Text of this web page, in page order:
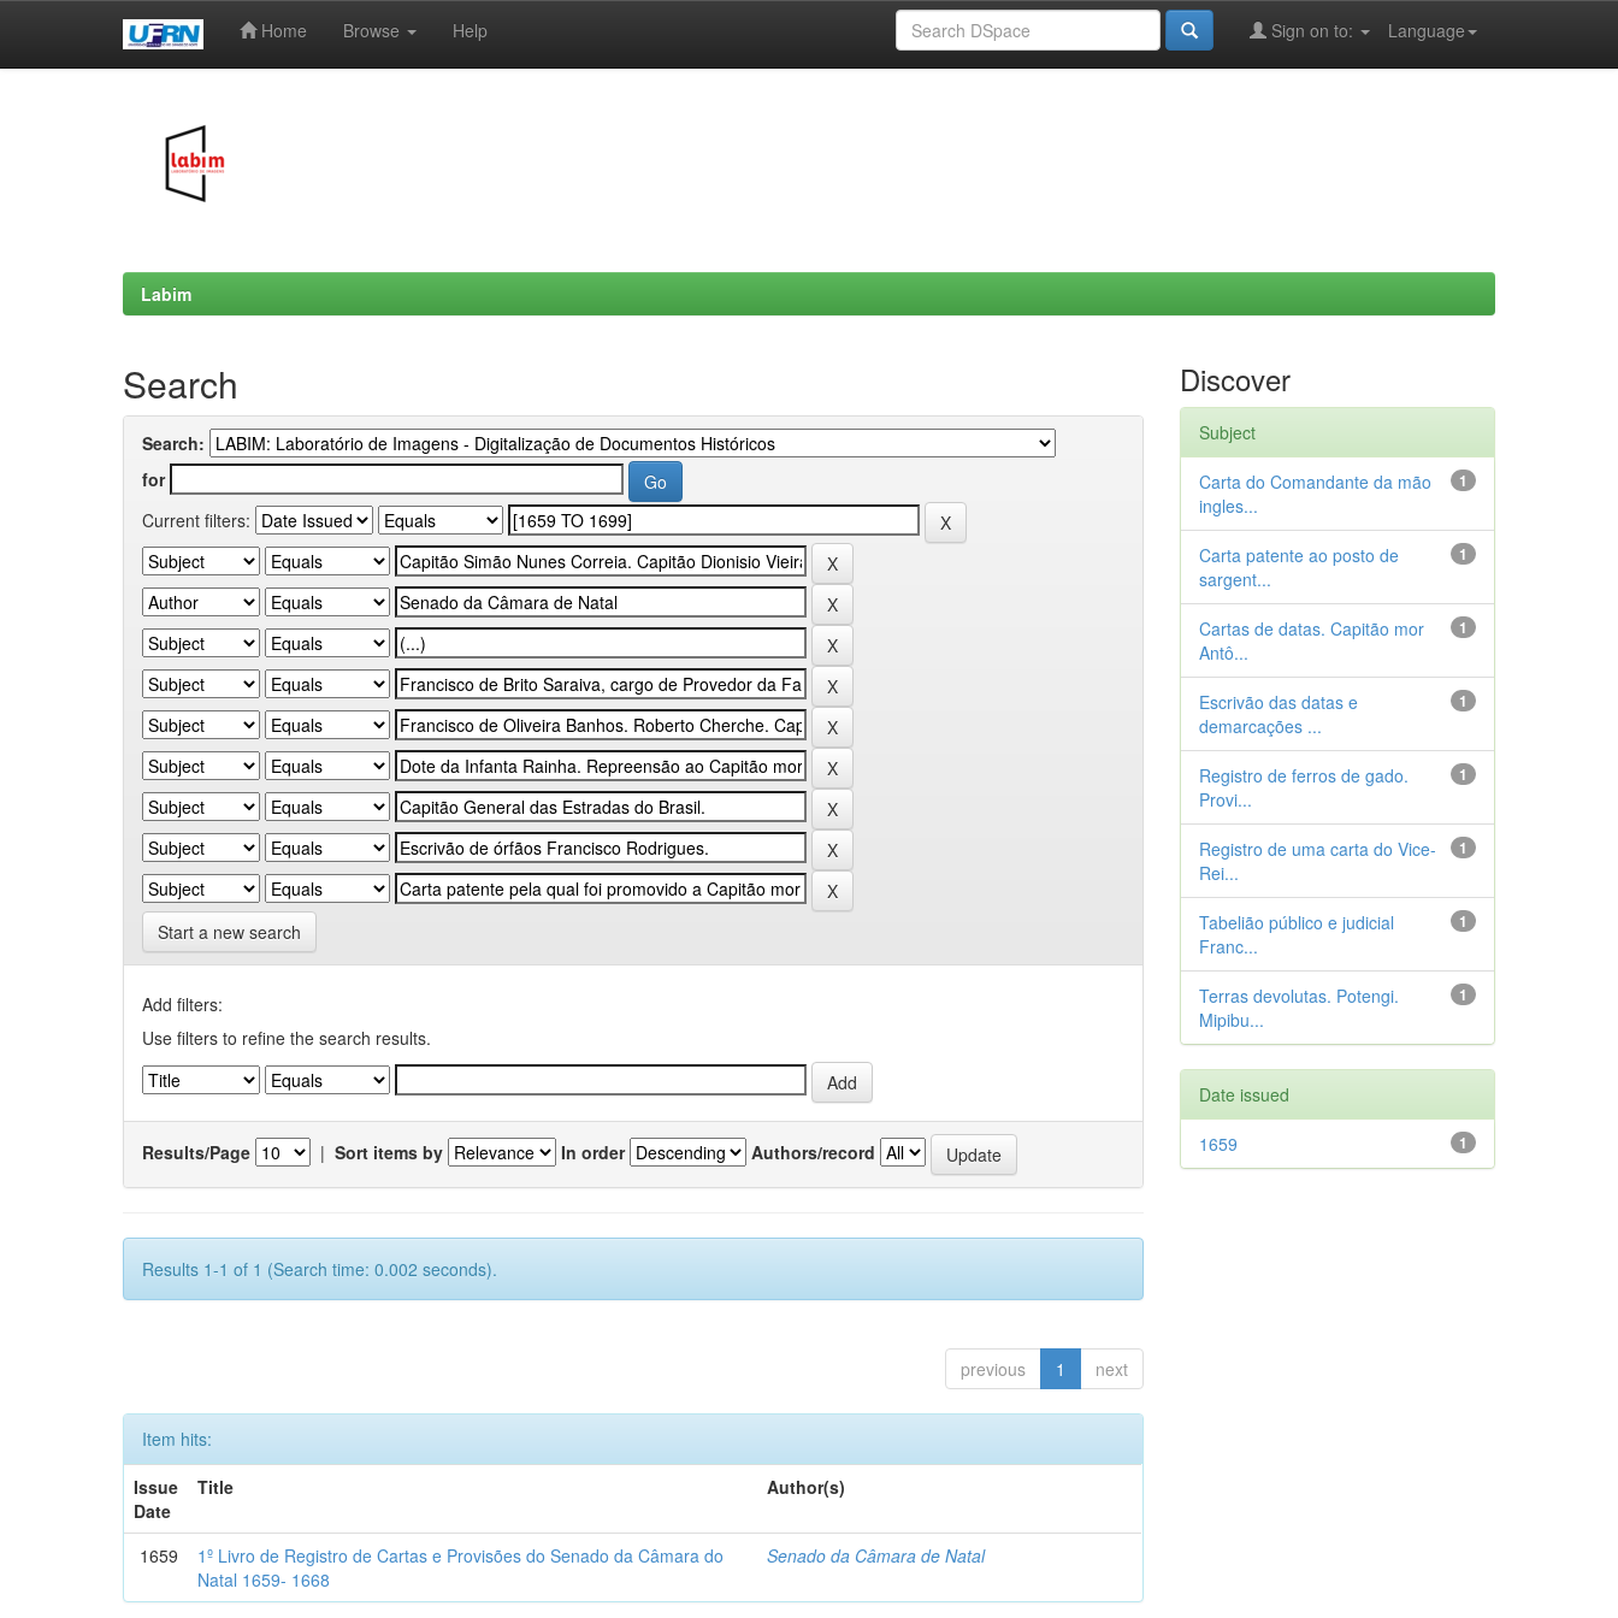
Home Browse Help Language
Sign on to:
Labim
Search
Search:
for
Current filters:
Start a new search
Add filters:
Use filters to refine the search results.
Results/Page | Sort items by In order Authors/record
Results 1-1 of 1 (Search time: 0.002 seconds).
previous 1 next
Item hits:
Issue
Date
Title Author(s)
1659
1º Livro de Registro de Cartas e Provisões do Senado da Câmara do
Natal 1659- 1668
Senado da Câmara de Natal
Discover
Subject
1
Carta do Comandante da mão
ingles...
1
Carta patente ao posto de
sargent...
1
Cartas de datas. Capitão mor
Antô...
1
Escrivão das datas e
demarcações ...
1
Registro de ferros de gado.
Provi...
1
Registro de uma carta do Vice-
Rei...
1
Tabelião público e judicial
Franc...
1
Terras devolutas. Potengi.
Mipibu...
Date issued
1
1659